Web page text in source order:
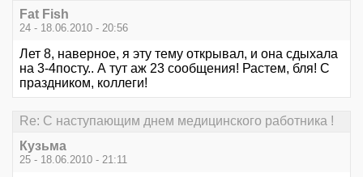
Fat Fish
24 - 18.06.2010 - 20:56
Лет 8, наверное, я эту тему открывал, и она сдыхала
на 3-4посту.. А тут аж 23 сообщения! Растем, бля! С
праздником, коллеги!
Re: С наступающим днем медицинского работника !
Кузьма
25 - 18.06.2010 - 21:11